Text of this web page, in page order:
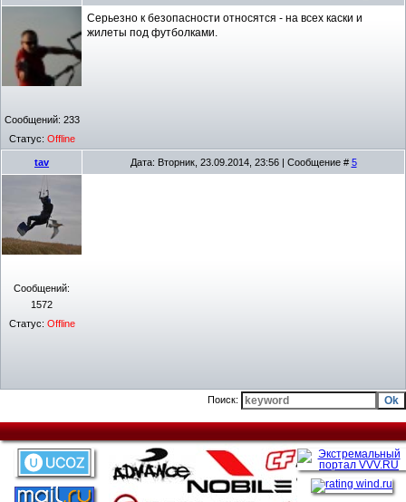
Сообщений: 233
Статус: Offline
Серьезно к безопасности относятся - на всех каски и
жилеты под футболками.
tav Дата: Вторник, 23.09.2014, 23:56 | Сообщение # 5
Сообщений:
1572
Статус: Offline
Поиск: